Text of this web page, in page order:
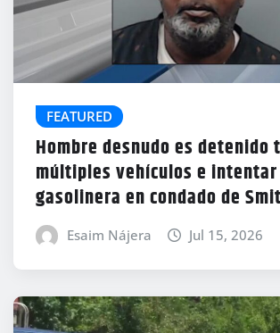
FEATURED
Hombre desnudo es detenido
múltiples vehículos e
gasolinera en condado de
Esaim Nájera Jul 15, 2026